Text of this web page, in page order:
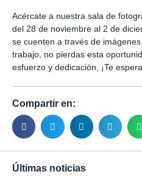
Acércate a nuestra sala de
del 28 de noviembre al 2 de
se cuenten a través de
trabajo, no pierdas esta
esfuerzo y dedicación, ¡Te
Compartir en:
Últimas noticias